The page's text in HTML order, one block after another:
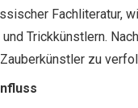
Fachliteratur,
Trickkünstlern.
zu